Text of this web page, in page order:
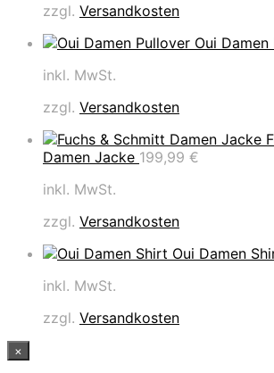
zzgl. Versandkosten
Oui
inkl. MwSt.
zzgl. Versandkosten
Damen Jacke 199,99 €
inkl. MwSt.
zzgl. Versandkosten
Oui Damen
inkl. MwSt.
zzgl. Versandkosten
×